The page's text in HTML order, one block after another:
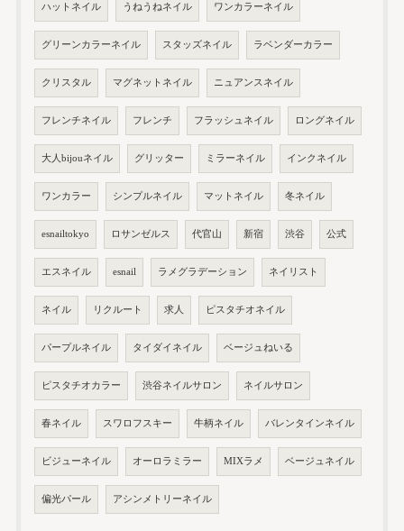
ハットネイル うねうねネイル ワンカラーネイル
グリーンカラーネイル スタッズネイル ラベンダーカラー
クリスタル マグネットネイル ニュアンスネイル
フレンチネイル フレンチ フラッシュネイル ロングネイル
大人bijouネイル グリッター ミラーネイル インクネイル
ワンカラー シンプルネイル マットネイル 冬ネイル
esnailtokyo ロサンゼルス 代官山 新宿 渋谷 公式
エスネイル esnail ラメグラデーション ネイリスト
ネイル リクルート 求人 ピスタチオネイル
パープルネイル タイダイネイル ベージュねいる
ピスタチオカラー 渋谷ネイルサロン ネイルサロン
春ネイル スワロフスキー 牛柄ネイル バレンタインネイル
ビジューネイル オーロラミラー MIXラメ ベージュネイル
偏光パール アシンメトリーネイル